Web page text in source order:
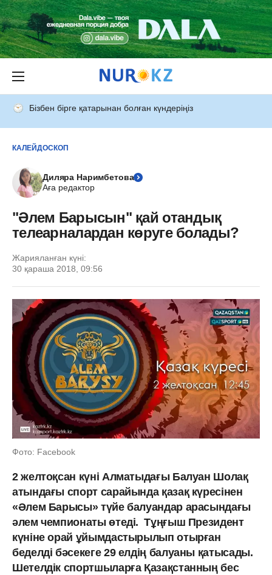
Бізбен бірге қатарынан болған күндеріңіз
КАЛЕЙДОСКОП
Диляра Наримбетова
Аға редактор
"Әлем Барысын" қай отандық
телеарналардан көруге болады?
Жарияланған күні:
30 қараша 2018, 09:56
Фото: Facebook
2 желтоқсан күні Алматыдағы Балуан Шолақ
атындағы спорт сарайында қазақ күресінен
«Әлем Барысы» түйе балуандар арасындағы
әлем чемпионаты өтеді. Тұңғыш Президент
күніне орай ұйымдастырылып отырған
беделді бәсекеге 29 елдің балуаны қатысады.
Шетелдік спортшыларға Қазақстанның бес